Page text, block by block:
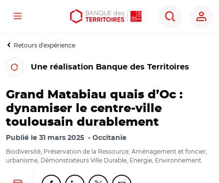
Aller
contenu
Aller
menu
Ouvrir
outils
Menu
Rechercher
Retours d'expérience
Une réalisation Banque des Territoires
Grand Matabiau quais d’Oc :
dynamiser le centre-ville
toulousain durablement
Publié le 31 mars 2025 Occitanie
Biodiversité, Préservation de la Ressource, Aménagement et foncier,
urbanisme, Démonstrateurs Ville Durable, Energie, Environnement